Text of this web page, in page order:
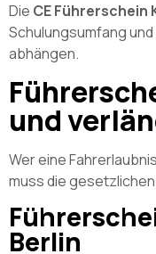
Die CE Führerschein
Schulungsumfang
abhängen.
und
Wer eine
muss die
Berlin